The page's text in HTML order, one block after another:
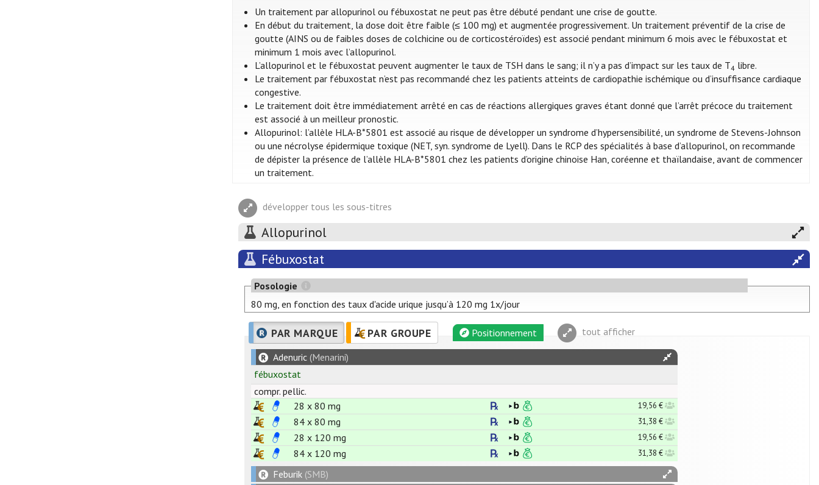
Un traitement par allopurinol ou fébuxostat ne peut pas être débuté pendant une crise de goutte.
En début du traitement, la dose doit être faible (≤ 100 mg) et augmentée progressivement. Un traitement préventif de la crise de
goutte (AINS ou de faibles doses de colchicine ou de corticostéroïdes) est associé pendant minimum 6 mois avec le fébuxostat et
minimum 1 mois avec l’allopurinol.
L’allopurinol et le fébuxostat peuvent augmenter le taux de TSH dans le sang; il n’y a pas d’impact sur les taux de T4 libre.
Le traitement par fébuxostat n’est pas recommandé chez les patients atteints de cardiopathie ischémique ou d’insuffisance cardiaque
congestive.
Le traitement doit être immédiatement arrêté en cas de réactions allergiques graves étant donné que l’arrêt précoce du traitement
est associé à un meilleur pronostic.
Allopurinol: l’allèle HLA-B*5801 est associé au risque de développer un syndrome d’hypersensibilité, un syndrome de Stevens-Johnson
ou une nécrolyse épidermique toxique (NET, syn. syndrome de Lyell). Dans le RCP des spécialités à base d’allopurinol, on recommande
de dépister la présence de l’allèle HLA-B*5801 chez les patients d’origine chinoise Han, coréenne et thaïlandaise, avant de commencer
un traitement.
développer tous les sous-titres
Allopurinol
Fébuxostat
Posologie
80 mg, en fonction des taux d'acide urique jusqu’à 120 mg 1x/jour
PAR MARQUE PAR GROUPE Positionnement tout afficher
Adenuric (Menarini)
fébuxostat
compr. pellic.
28 x 80 mg 19,56 €
84 x 80 mg 31,38 €
28 x 120 mg 19,56 €
84 x 120 mg 31,38 €
Feburik (SMB)